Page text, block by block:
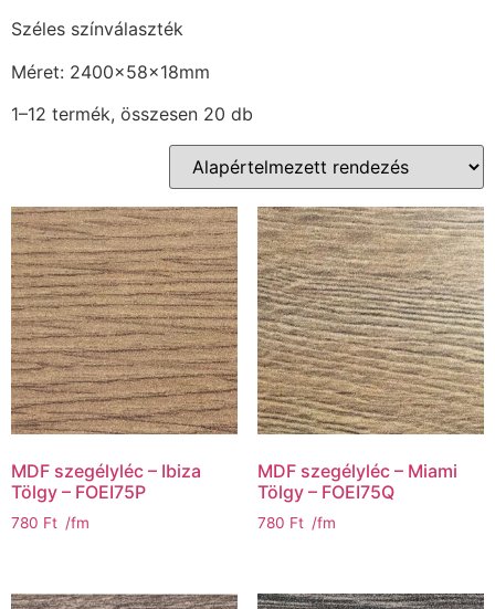
Széles színválaszték
Méret: 2400x58x18mm
1–12 termék, összesen 20 db
MDF szegélyléc – Ibiza
Tölgy – FOEI75P
780 Ft /fm
MDF szegélyléc – Miami
Tölgy – FOEI75Q
780 Ft /fm